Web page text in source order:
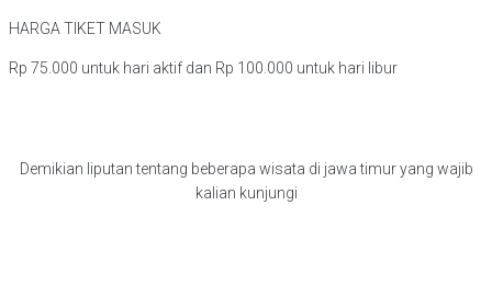
HARGA TIKET MASUK
Rp 75.000 untuk hari aktif dan Rp 100.000 untuk hari libur
Demikian liputan tentang beberapa wisata di jawa timur yang wajib
kalian kunjungi